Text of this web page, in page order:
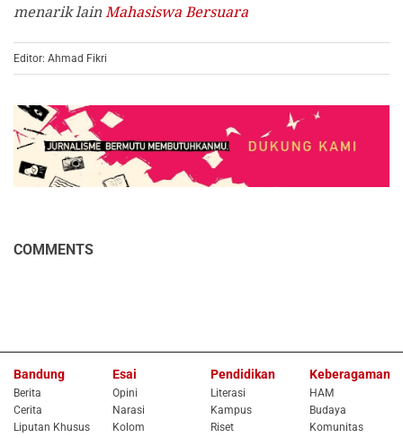
menarik lainMahasiswa Bersuara
Editor: Ahmad Fikri
COMMENTS
Bandung
Berita
Cerita
Liputan Khusus
Esai
Opini
Narasi
Kolom
Pendidikan
Literasi
Kampus
Riset
Keberagaman
HAM
Budaya
Komunitas